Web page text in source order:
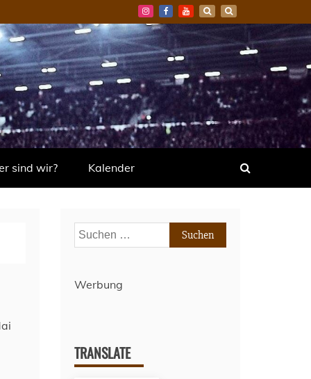
sind wir? Kalender
Suchen
nach:
Werbung
TRANSLATE